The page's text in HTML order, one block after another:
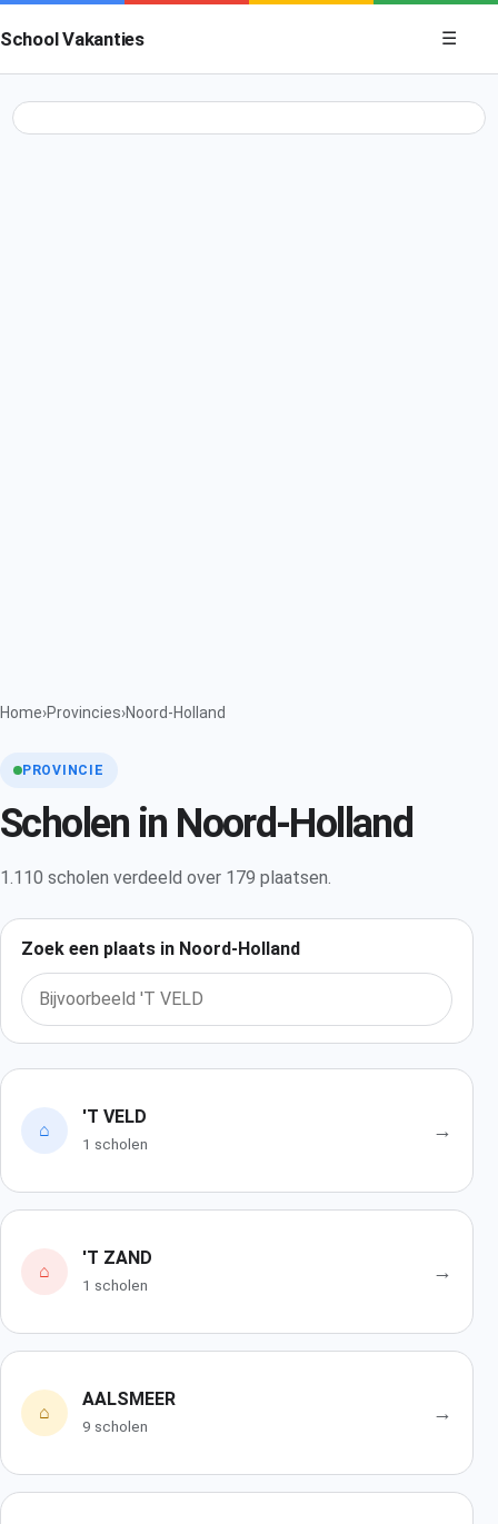
School Vakanties
Menu
☰
Home›Provincies›Noord-Holland
PROVINCIE
Scholen in Noord-Holland
1.110 scholen verdeeld over 179 plaatsen.
Zoek een plaats in Noord-Holland
⌂
'T VELD
1 scholen
→
⌂
'T ZAND
1 scholen
→
⌂
AALSMEER
9 scholen
→